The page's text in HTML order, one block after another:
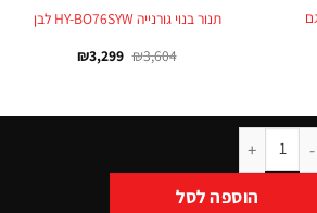
תנור בנוי גורנייה HY-BO76SYW לבן
₪3,604
₪3,299
הוספה לסל